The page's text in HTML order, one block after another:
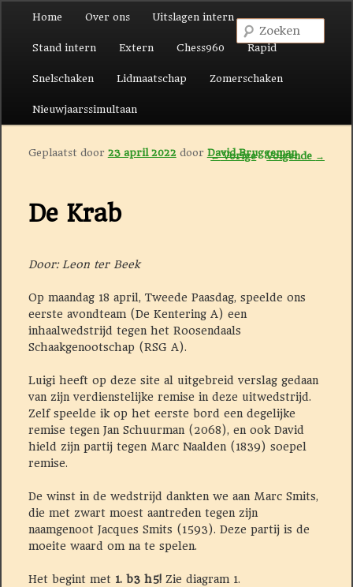
Spring naar de primaire inhoud
Spring naar de secundaire inhoud
Home Over ons Uitslagen intern
Stand intern Extern Chess960 Rapid
Snelschaken Lidmaatschap Zomerschaken
Nieuwjaarssimultaan
Berichtnavigatie
←Vorige Volgende →
De Krab
Geplaatst door 23 april 2022 door David Bruggeman
Door: Leon ter Beek
Op maandag 18 april, Tweede Paasdag, speelde ons
eerste avondteam (De Kentering A) een
inhaalwedstrijd tegen het Roosendaals
Schaakgenootschap (RSG A).
Luigi heeft op deze site al uitgebreid verslag gedaan
van zijn verdienstelijke remise in deze uitwedstrijd.
Zelf speelde ik op het eerste bord een degelijke
remise tegen Jan Schuurman (2068), en ook David
hield zijn partij tegen Marc Naalden (1839) soepel
remise.
De winst in de wedstrijd dankten we aan Marc Smits,
die met zwart moest aantreden tegen zijn
naamgenoot Jacques Smits (1593). Deze partij is de
moeite waard om na te spelen.
Het begint met 1. b3 h5!Zie diagram 1.